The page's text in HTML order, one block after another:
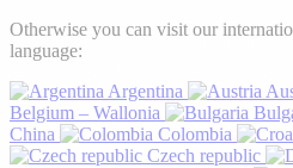
Otherwise you can visit our
language:
Argentina
Belgium – Wallonia
China
Colombia
Czech republic